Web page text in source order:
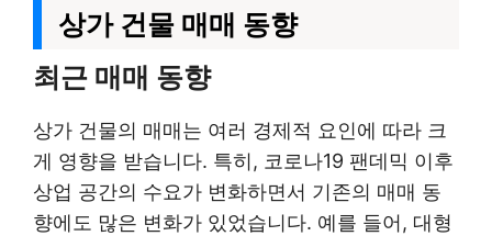
상가 건물 매매 동향
최근 매매 동향
상가 건물의 매매는 여러 경제적 요인에 따라 크
게 영향을 받습니다. 특히, 코로나19 팬데믹 이후
상업 공간의 수요가 변화하면서 기존의 매매 동
향에도 많은 변화가 있었습니다. 예를 들어, 대형